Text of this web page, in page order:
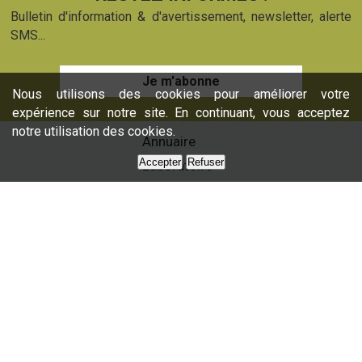
Bulletin d'information & d'avertissement, newsletter, alerte
SMS...
Je m'abonne
Annuaire
Laboratoire
Nous utilisons des cookies pour améliorer votre
expérience sur notre site. En continuant, vous acceptez
notre utilisation des cookies.
Accepter Refuser